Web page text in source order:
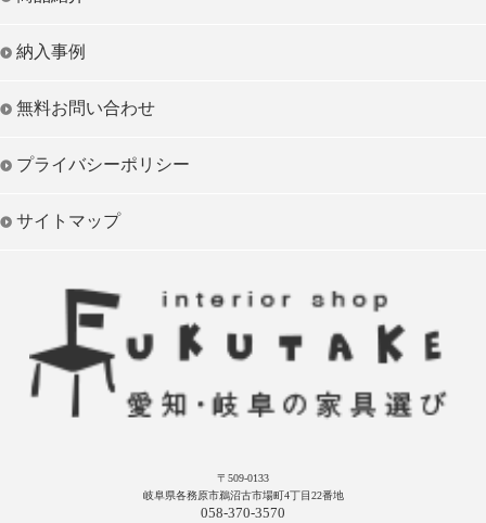
納入事例
無料お問い合わせ
プライバシーポリシー
サイトマップ
〒509-0133
岐阜県各務原市鵜沼古市場町4丁目22番地
058-370-3570